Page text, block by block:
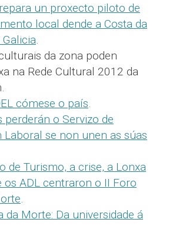
un proxecto piloto de
local dende a Costa da
.
da zona poden
na Rede Cultural 2012 da
cómese o país.
perderán o Servizo de
Laboral se non unen as súas
de Turismo, a crise, a Lonxa
os ADL centraron o II Foro
.
da Morte: Da universidade á